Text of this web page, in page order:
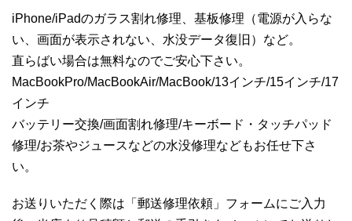
iPhone/iPadのガラス割れ修理、基板修理（電源が入らな
い、画面が表示されない、水没データ復旧）など。
直らばい場合は無料なのでご安心下さい。
MacBookPro/MacBookAir/MacBook/13インチ/15インチ/17
インチ
バッテリー交換/画面割れ修理/キーボード・タッチパッド
修理/お茶やジュースなどの水没修理などもお任せ下さ
い。
お送りいただく際は「郵送修理依頼」フォームにご入力